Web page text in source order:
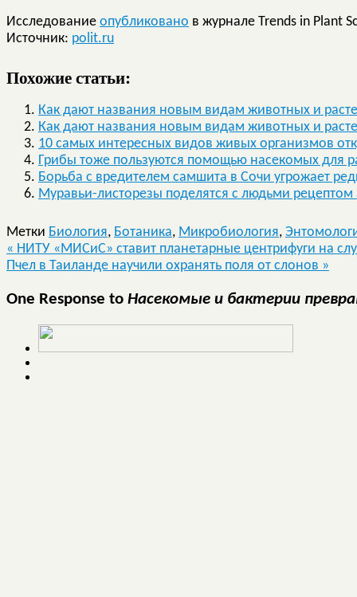
Исследование опубликовано в журнале Trends in Plant
Источник: polit.ru
Похожие статьи:
Как дают названия новым видам животных и
Как дают названия новым видам животных и
10 самых интересных видов живых организмов
Грибы тоже пользуются помощью насекомых для
Борьба с вредителем самшита в Сочи угрожает
Муравьи-листорезы поделятся с людьми рецептом
Метки Биология, Ботаника, Микробиология,
« НИТУ «МИСиС» ставит планетарные центрифуги на
Пчел в Таиланде научили охранять поля от слонов »
One Response to Насекомые и бактерии